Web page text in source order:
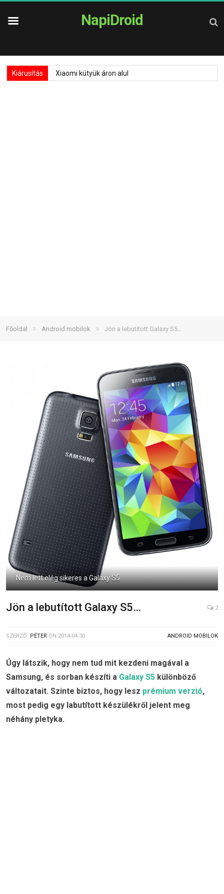
NapiDroid
Kiárusítás Xiaomi kütyük áron alul
Főoldal » Android mobilok » Jön a lebutított Galaxy S5…
Nem lett elég sikeres a Galaxy S5
Jön a lebutított Galaxy S5… 2
SZERZŐ: PÉTER ON 2014-04-30 ANDROID MOBILOK
Úgy látszik, hogy nem tud mit kezdeni magával a
Samsung, és sorban készíti a Galaxy S5 különböző
változatait. Szinte biztos, hogy lesz prémium verzió,
most pedig egy labutított készülékről jelent meg
néhány pletyka.